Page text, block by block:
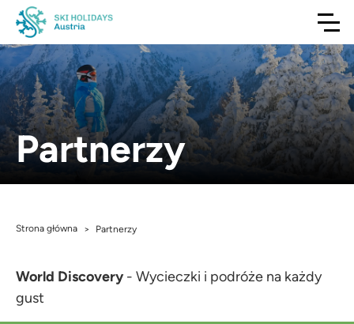
Partnerzy
Strona główna > Partnerzy
World Discovery - Wycieczki i podróże na każdy
gust